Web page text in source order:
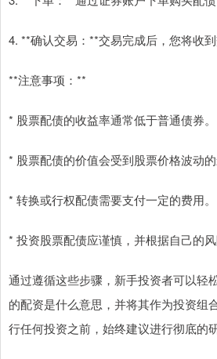
4. **确认交易：**交易完成后，您将收到
**注意事项：**
* 股票配债的收益率通常低于普通债券。
* 股票配债的价值会受到股票价格波动的
* 转换或行权配债需要支付一定的费用。
* 投资股票配债应谨慎，并根据自己的风
通过遵循这些步骤，新手投资者可以轻
的配资是什么意思，并将其作为投资组
行任何投资之前，始终建议进行彻底的